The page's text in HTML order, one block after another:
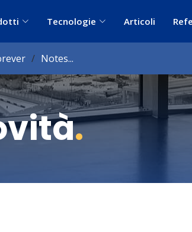
Tecnologie Articoli
Notes...
.